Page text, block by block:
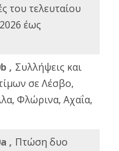
του τελευταίου
έως
, Συλλήψεις και
σε Λέσβο,
Φλώρινα, Αχαΐα,
, Πτώση δυο